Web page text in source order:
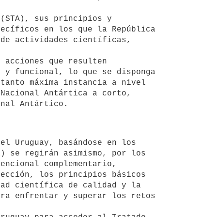
en los que la República
actividades científicas,
y funcional, lo que se disponga
máxima instancia a nivel
Antártica a corto,
se regirán asimismo, por los
complementario,
los principios básicos
científica de calidad y la
enfrentar y superar los retos